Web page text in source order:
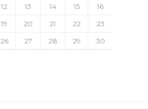
12 13 14 15
16
19 20 21 22
23
26 27 28 29
30